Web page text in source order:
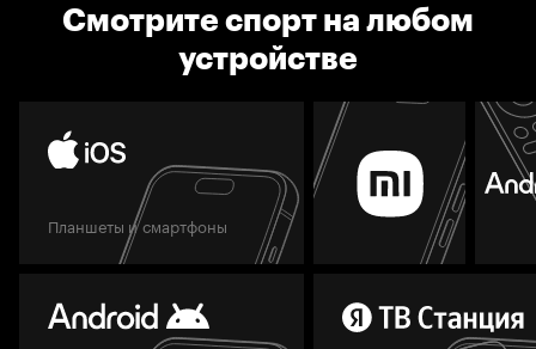
Смотрите спорт на любом
устройстве
Планшеты и смартфоны